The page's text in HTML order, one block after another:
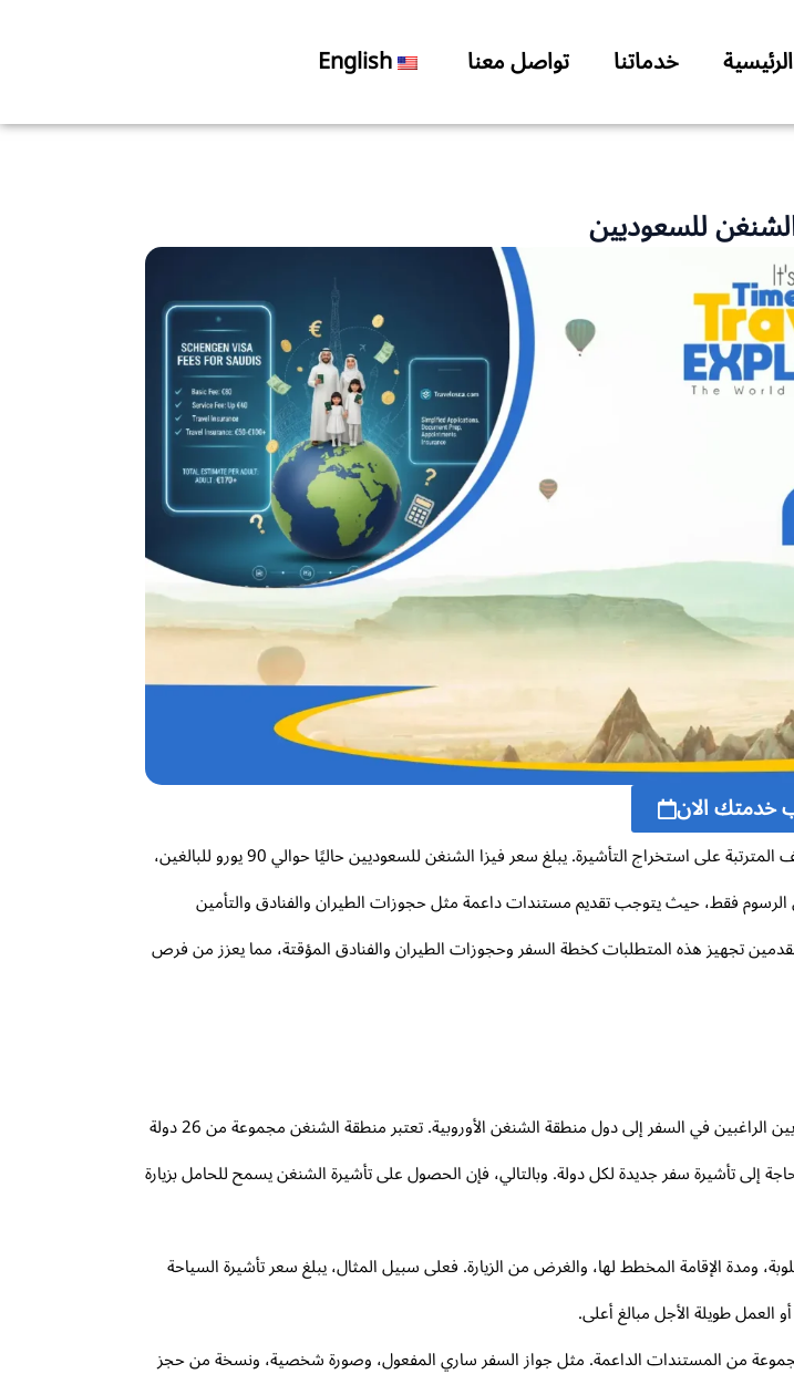
الرئيسية خدماتنا تواصل معنا English
للسعوديين
خدمتك الان
يتطلب التخطيط للسفر إلى أوروبا من المملكة العربية السعودية معرفة دقيقة بالتكاليف المترتبة على استخراج التأشيرة. يبلغ سعر فيزا الشنغن للسعوديين حاليًا حوالي 90 يورو للبالغين،
فقط، حيث يتوجب تقديم مستندات داعمة مثل حجوزات الطيران والفنادق والتأمين
تجهيز هذه المتطلبات كخطة السفر وحجوزات الطيران والفنادق المؤقتة، مما يعزز من فرص
سعر فيزا الشنغن للسعوديين هو موضوع يثير اهتمام الكثيرين من المواطنين السعوديين الراغبين في السفر إلى دول منطقة الشنغن الأوروبية. تعتبر منطقة الشنغن مجموعة من 26 دولة
إلى تأشيرة سفر جديدة لكل دولة. وبالتالي، فإن الحصول على تأشيرة الشنغن يسمح للحامل بزيارة
ومدة الإقامة المخطط لها، والغرض من الزيارة. فعلى سبيل المثال، يبلغ سعر تأشيرة السياحة
من المستندات الداعمة. مثل جواز السفر ساري المفعول، وصورة شخصية، ونسخة من حجز